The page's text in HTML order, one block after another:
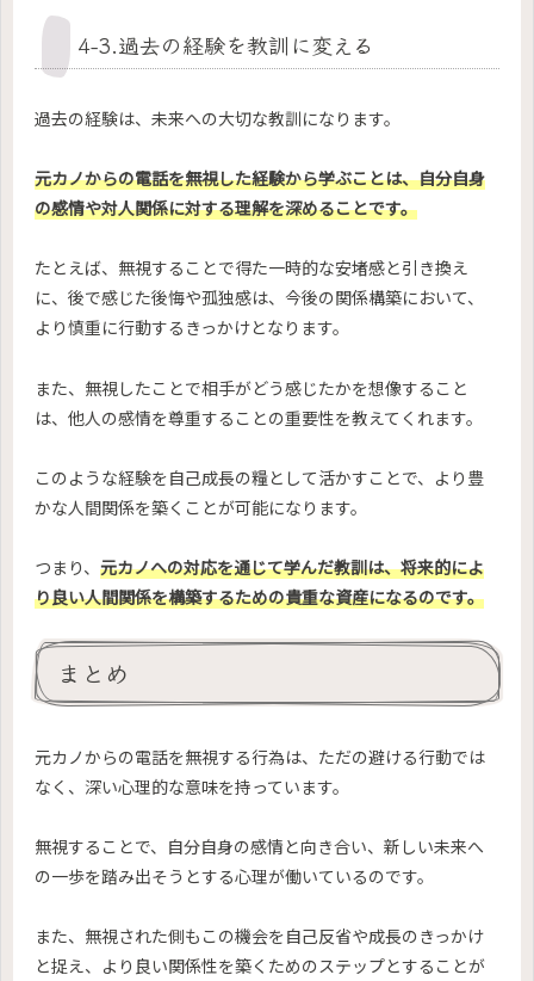
4-3.過去の経験を教訓に変える
過去の経験は、未来への大切な教訓になります。
元カノからの電話を無視した経験から学ぶことは、自分自身
の感情や対人関係に対する理解を深めることです。
たとえば、無視することで得た一時的な安堵感と引き換え
に、後で感じた後悔や孤独感は、今後の関係構築において、
より慎重に行動するきっかけとなります。
また、無視したことで相手がどう感じたかを想像すること
は、他人の感情を尊重することの重要性を教えてくれます。
このような経験を自己成長の糧として活かすことで、より豊
かな人間関係を築くことが可能になります。
つまり、 元カノへの対応を通じて学んだ教訓は、将来的によ
り良い人間関係を構築するための貴重な資産になるのです。
まとめ
元カノからの電話を無視する行為は、ただの避ける行動では
なく、深い心理的な意味を持っています。
無視することで、自分自身の感情と向き合い、新しい未来へ
の一歩を踏み出そうとする心理が働いているのです。
また、無視された側もこの機会を自己反省や成長のきっかけ
と捉え、より良い関係性を築くためのステップとすることが